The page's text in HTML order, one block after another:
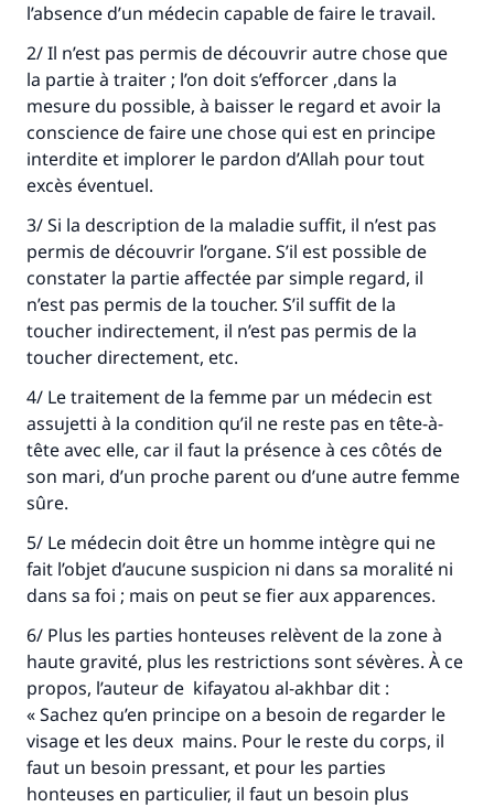
l’absence d’un médecin capable de faire le travail.
2/ Il n’est pas permis de découvrir autre chose que
la partie à traiter ; l’on doit s’efforcer ,dans la
mesure du possible, à baisser le regard et avoir la
conscience de faire une chose qui est en principe
interdite et implorer le pardon d’Allah pour tout
excès éventuel.
3/ Si la description de la maladie suffit, il n’est pas
permis de découvrir l’organe. S’il est possible de
constater la partie affectée par simple regard, il
n’est pas permis de la toucher. S’il suffit de la
toucher indirectement, il n’est pas permis de la
toucher directement, etc.
4/ Le traitement de la femme par un médecin est
assujetti à la condition qu’il ne reste pas en tête-à-
tête avec elle, car il faut la présence à ces côtés de
son mari, d’un proche parent ou d’une autre femme
sûre.
5/ Le médecin doit être un homme intègre qui ne
fait l’objet d’aucune suspicion ni dans sa moralité ni
dans sa foi ; mais on peut se fier aux apparences.
6/ Plus les parties honteuses relèvent de la zone à
haute gravité, plus les restrictions sont sévères. À ce
propos, l’auteur de kifayatou al-akhbar dit :
« Sachez qu’en principe on a besoin de regarder le
visage et les deux mains. Pour le reste du corps, il
faut un besoin pressant, et pour les parties
honteuses en particulier, il faut un besoin plus